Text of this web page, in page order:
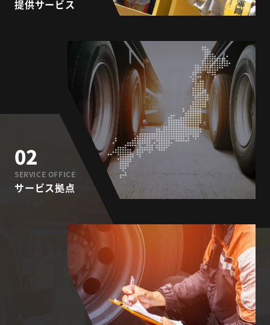
提供サービス
02
SERVICE OFFICE
サービス拠点